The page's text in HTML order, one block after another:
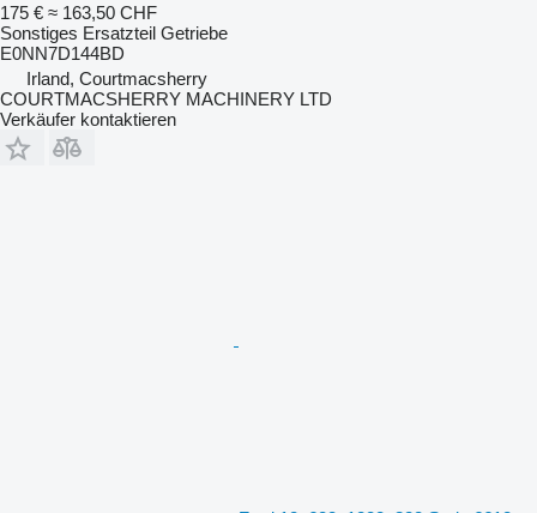
175 € ≈ 163,50 CHF
Sonstiges Ersatzteil Getriebe
E0NN7D144BD
Irland, Courtmacsherry
COURTMACSHERRY MACHINERY LTD
Verkäufer kontaktieren